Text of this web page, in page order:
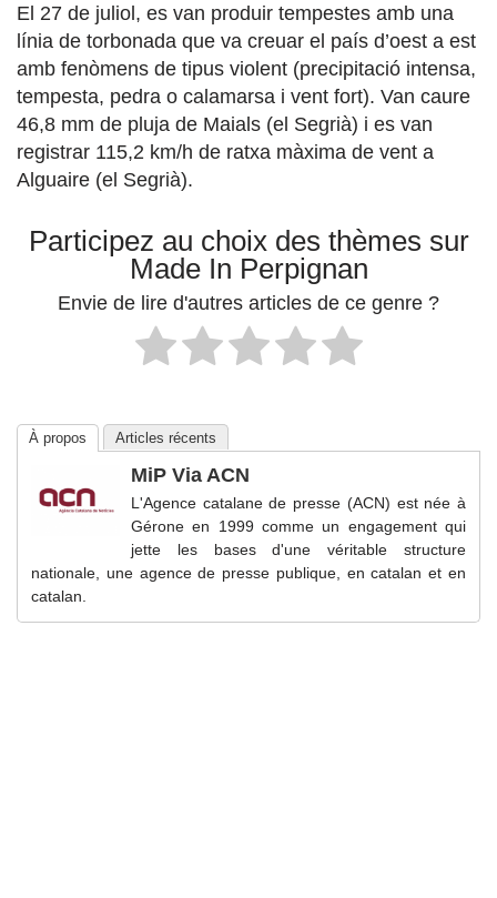
El 27 de juliol, es van produir tempestes amb una
línia de torbonada que va creuar el país d’oest a est
amb fenòmens de tipus violent (precipitació intensa,
tempesta, pedra o calamarsa i vent fort). Van caure
46,8 mm de pluja de Maials (el Segrià) i es van
registrar 115,2 km/h de ratxa màxima de vent a
Alguaire (el Segrià).
Participez au choix des thèmes sur
Made In Perpignan
Envie de lire d'autres articles de ce genre ?
À propos Articles récents
MiP Via ACN
L'Agence catalane de presse (ACN) est née à
Gérone en 1999 comme un engagement qui
jette les bases d'une véritable structure
nationale, une agence de presse publique, en catalan et en
catalan.